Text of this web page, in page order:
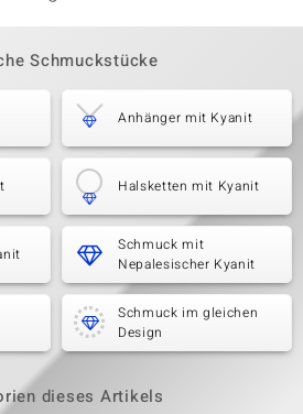
Schmuckstücke
Anhänger mit Kyanit
Halsketten mit Kyanit
Schmuck mit
Nepalesischer Kyanit
Schmuck im gleichen
Design
dieses Artikels